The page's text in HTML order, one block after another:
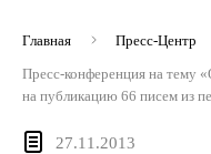
Главная Пресс-Центр
Пресс-конференция на тему
на публикацию 66 писем из
27.11.2013